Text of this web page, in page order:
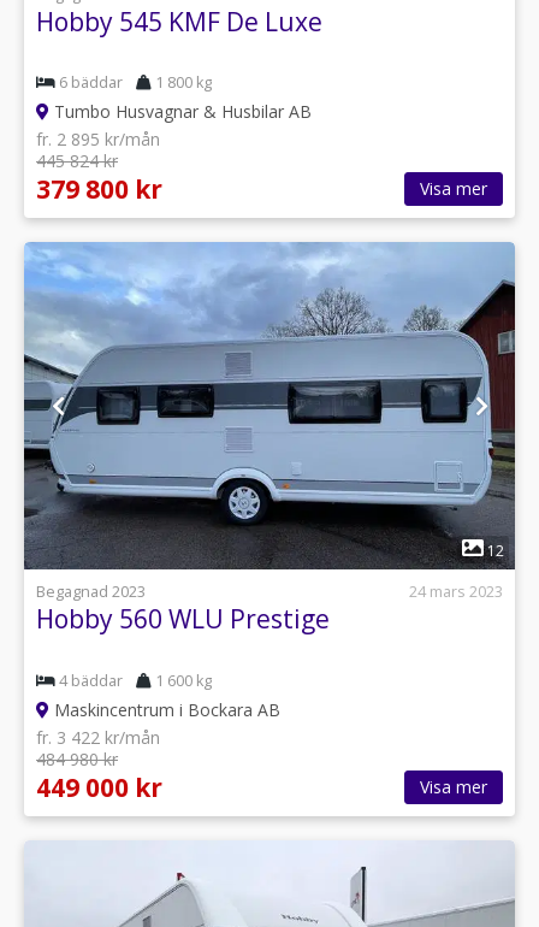
Hobby 545 KMF De Luxe
6 bäddar 1 800 kg
Tumbo Husvagnar & Husbilar AB
fr. 2 895 kr/mån
445 824 kr
379 800 kr Visa mer
1
12
Begagnad 2023
24 mars 2023
Hobby 560 WLU Prestige
4 bäddar 1 600 kg
Maskincentrum i Bockara AB
fr. 3 422 kr/mån
484 980 kr
449 000 kr Visa mer